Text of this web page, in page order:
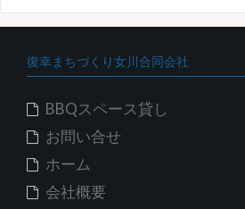
復幸まちづくり女川合同会社
BBQスペース貸し
お問い合せ
ホーム
会社概要